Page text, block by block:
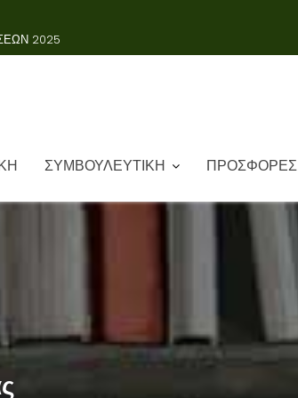
2025
ΣΥΜΒΟΥΛΕΥΤΙΚΗ ΠΡΟΣΦΟΡΕΣ